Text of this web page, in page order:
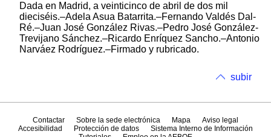
Dada en Madrid, a veinticinco de abril de dos mil
dieciséis.–Adela Asua Batarrita.–Fernando Valdés Dal-
Ré.–Juan José González Rivas.–Pedro José González-
Trevijano Sánchez.–Ricardo Enríquez Sancho.–Antonio
Narváez Rodríguez.–Firmado y rubricado.
subir
Contactar Sobre la sede electrónica Mapa
Aviso legal
Accesibilidad
Protección de datos
Sistema Interno de Información